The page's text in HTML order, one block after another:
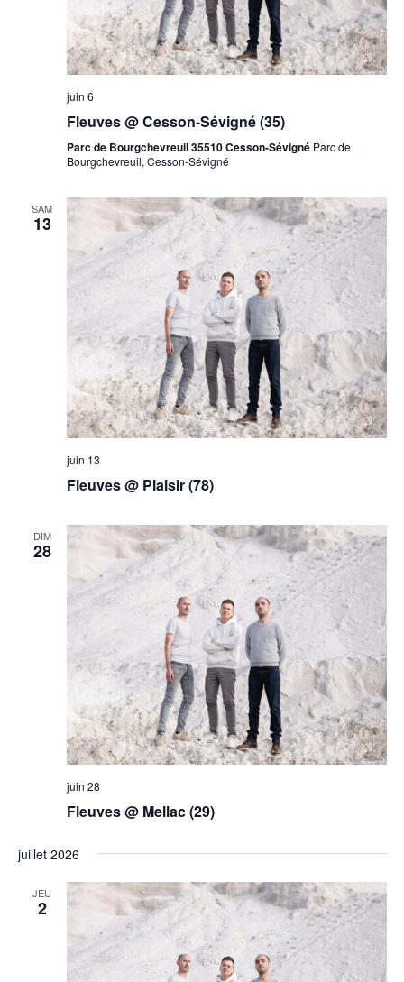
juin 6
Fleuves @ Cesson-Sévigné (35)
Parc de Bourgchevreuil 35510 Cesson-Sévigné Parc de
Bourgchevreuil, Cesson-Sévigné
SAM
13
juin 13
Fleuves @ Plaisir (78)
DIM
28
juin 28
Fleuves @ Mellac (29)
juillet 2026
JEU
2